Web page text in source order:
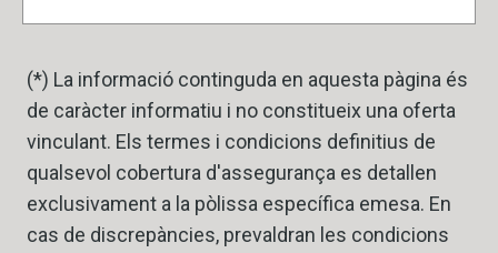
(*) La informació continguda en aquesta pàgina és
de caràcter informatiu i no constitueix una oferta
vinculant. Els termes i condicions definitius de
qualsevol cobertura d'assegurança es detallen
exclusivament a la pòlissa específica emesa. En
cas de discrepàncies, prevaldran les condicions